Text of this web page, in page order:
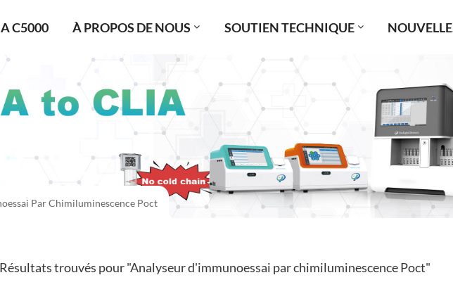
C5000 À PROPOS DE NOUS SOUTIEN TECHNIQUE
Par Chimiluminescence Poct
trouvés pour "Analyseur d'immunoessai par chimiluminescence Poct"